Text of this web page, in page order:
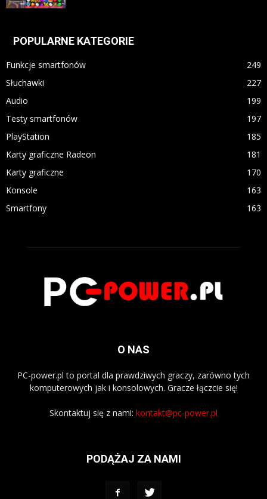
POPULARNE KATEGORIE
Funkcje smartfonów
249
Słuchawki
227
Audio
199
Testy smartfonów
197
PlayStation
185
Karty graficzne Radeon
181
Karty graficzne
170
Konsole
163
Smartfony
163
O NAS
PC-power.pl to portal dla prawdziwych graczy, zarówno tych
komputerowych jak i konsolowych. Gracze łączcie się!
Skontaktuj się z nami: kontakt@pc-power.pl
PODĄŻAJ ZA NAMI